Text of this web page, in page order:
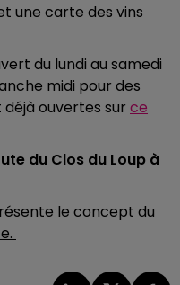
une carte des vins
du lundi au samedi
midi pour des
ouvertes sur ce
du Clos du Loup à
le concept du